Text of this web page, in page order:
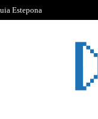
Estepona